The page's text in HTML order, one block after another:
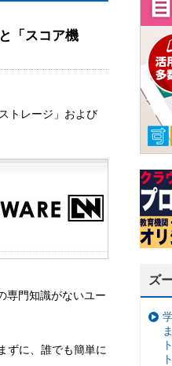
「スコア機
トレージ」および
専門知識がないユー
ずに、誰でも簡単に
ズ